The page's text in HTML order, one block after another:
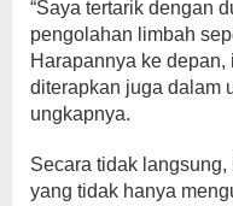
“Saya tertarik dengan
pengolahan limbah
Harapannya ke
diterapkan juga dalam
ungkapnya.
Secara tidak
yang tidak hanya